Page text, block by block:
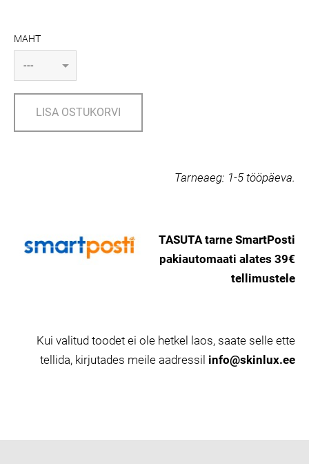
MAHT
LISA OSTUKORVI
Tarneaeg: 1-5 tööpäeva.
TASUTA tarne SmartPosti
pakiautomaati alates 39€
tellimustele
Kui valitud toodet ei ole hetkel laos, saate selle ette
tellida, kirjutades meile aadressil info@skinlux.ee